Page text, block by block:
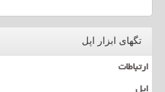
تگهای ابزار اپل
ارتباطات
اپل